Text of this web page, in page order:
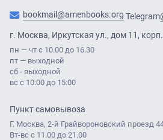
bookmail@amenbooks.org Telegram
г. Москва, Иркутская ул., дом 11, корп.
пн — чт с 10.00 до 16.30
пт — выходной
сб - выходной
вс с 10:00 до 15:00
Пункт самовывоза
Г. Москва, 2-й Грайвороновский проезд
Вт-вс с 11.00 до 21.00